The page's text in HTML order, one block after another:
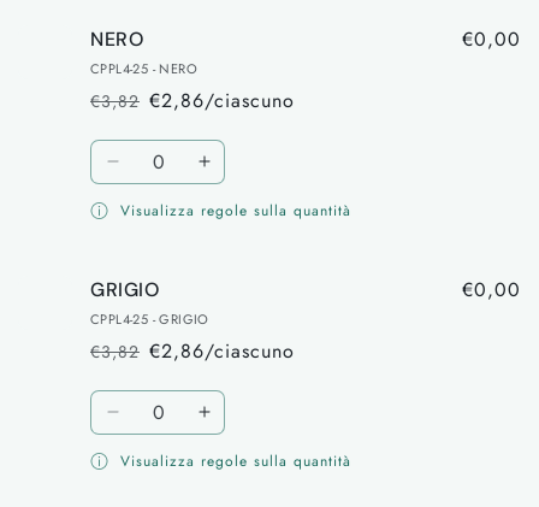
NERO
CPPL4-25 - NERO
Prezzo
di
listino
€3,82
Prezzo
scontato
€2,86/ciascuno
€0,00
Quantità
Diminuisci
per
Aumenta
per
Visualizza regole sulla quantità
GRIGIO
CPPL4-25 - GRIGIO
Prezzo
di
listino
€3,82
Prezzo
scontato
€2,86/ciascuno
€0,00
Quantità
Diminuisci
per
Aumenta
per
Visualizza regole sulla quantità